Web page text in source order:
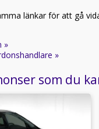
länkar för att gå
»
»
som du